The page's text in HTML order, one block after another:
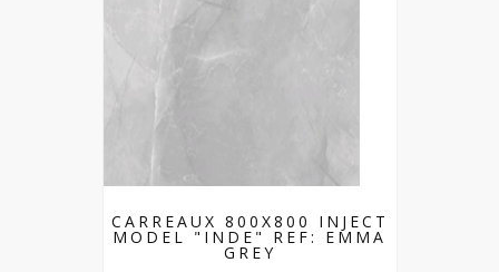
CARREAUX 800X800 INJECT
MODEL "INDE" REF: EMMA
GREY